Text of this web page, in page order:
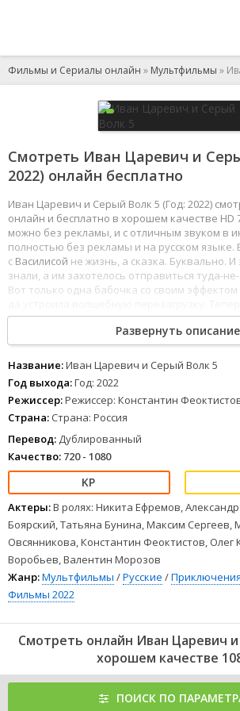
Фильмы и Сериалы онлайн » Мультфильмы »
Смотреть Иван Царевич и
2022) онлайн бесплатно
Иван Царевич и Серый Волк 5 (Год: 2022)
онлайн и бесплатно в хорошем качестве HD
можно без рекламы, и с отличным звуком в
полностью без рекламы и на русском языке.
с Василисой не жизнь, а сказка. Буквально. И
знали, а им захотелось отправиться туда-
Вот только одна бабочка со своим
Тридевятом царстве никто не помнит даже
включая саму Василису. А значит, чтобы
принцессы, Ивану с Серым Волком нужно
всю мультик-вселенную.
Развернуть описание
Название:Иван Царевич и Серый Волк 5
Год выхода:Год: 2022
Режиссер:Режиссер: Константин
Страна: Страна: Россия
Перевод: Дублированный
Качество: 720 - 1080
Актеры:В ролях: Никита Ефремов,
Боярский, Татьяна Бунина, Максим Сергеев,
Овсянникова, Константин Феоктистов, Олег
Воробьев, Валентин Морозов
Жанр:Мультфильмы /Русские /Приключения
Фильмы 2022
Смотреть онлайн Иван Царевич
хорошем качестве
ПОИСК ПО